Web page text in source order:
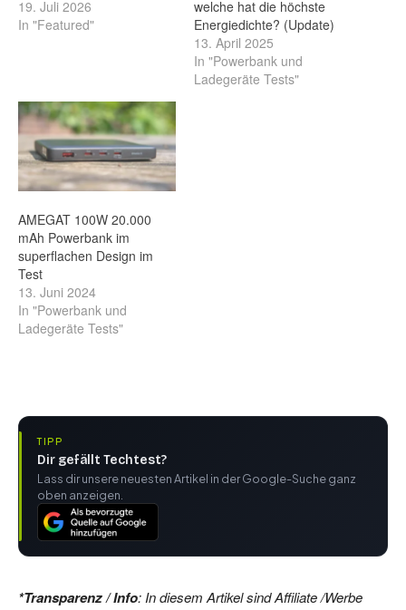
19. Juli 2026
In "Featured"
welche hat die höchste
Energiedichte? (Update)
13. April 2025
In "Powerbank und
Ladegeräte Tests"
AMEGAT 100W 20.000
mAh Powerbank im
superflachen Design im
Test
13. Juni 2024
In "Powerbank und
Ladegeräte Tests"
TIPP
Dir gefällt Techtest?
Lass dir unsere neuesten Artikel in der Google-Suche ganz
oben anzeigen.
*Transparenz / Info: In diesem Artikel sind Affiliate /Werbe